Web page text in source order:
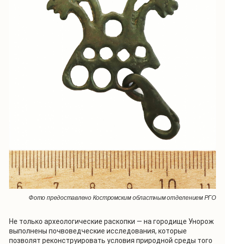
Фото предоставлено Костромским областным отделением РГО
Не только археологические раскопки — на городище Унорож
выполнены почвоведческие исследования, которые
позволят реконструировать условия природной среды того